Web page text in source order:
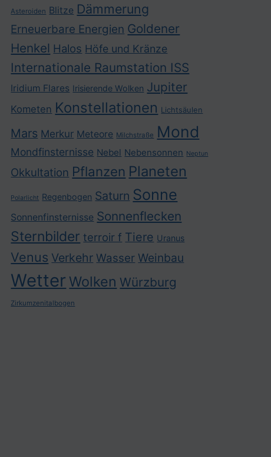
Asteroiden Blitze Dämmerung
Erneuerbare Energien Goldener
Henkel Halos Höfe und Kränze
Internationale Raumstation ISS
Iridium Flares Irisierende Wolken Jupiter
Kometen Konstellationen Lichtsäulen
Mars Merkur Meteore Milchstraße Mond
Mondfinsternisse Nebel Nebensonnen Neptun
Okkultation Pflanzen Planeten
Polarlicht Regenbogen Saturn Sonne
Sonnenfinsternisse Sonnenflecken
Sternbilder terroir f Tiere Uranus
Venus Verkehr Wasser Weinbau
Wetter Wolken Würzburg
Zirkumzenitalbogen